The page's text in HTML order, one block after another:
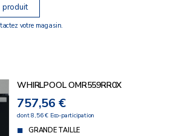
votre magasin.
WHIRLPOOL OMR559RR0X
757,56 €
dont 8,56 € Eco-participation
GRANDE TAILLE